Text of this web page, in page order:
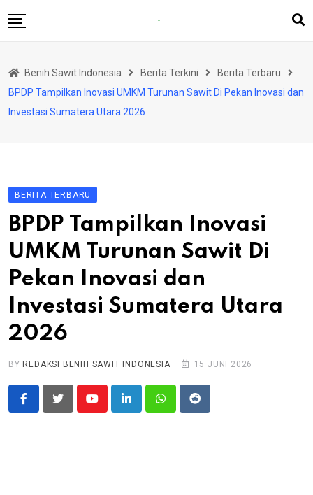
to
Berita Terkini
Rubrik
Benih Sawit Indonesia Berita Terkini
Berita Terbaru
BPDP Tampilkan Inovasi UMKM Turunan Sawit Di Pekan Inovasi dan
Investasi Sumatera Utara 2026
BERITA TERBARU
BPDP Tampilkan Inovasi
UMKM Turunan Sawit Di
Pekan Inovasi dan
Investasi Sumatera Utara
2026
BY REDAKSI BENIH SAWIT INDONESIA 15 JUNI 2026
YoutubeLinkedInWhatsappReddit